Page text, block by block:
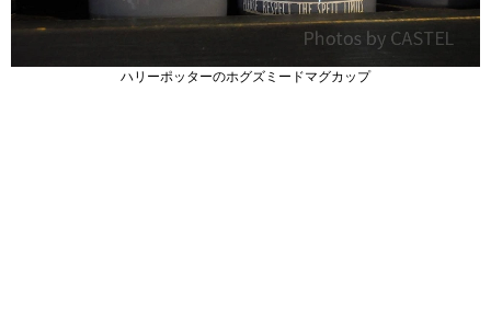
ハリーポッターのホグズミードマグカップ